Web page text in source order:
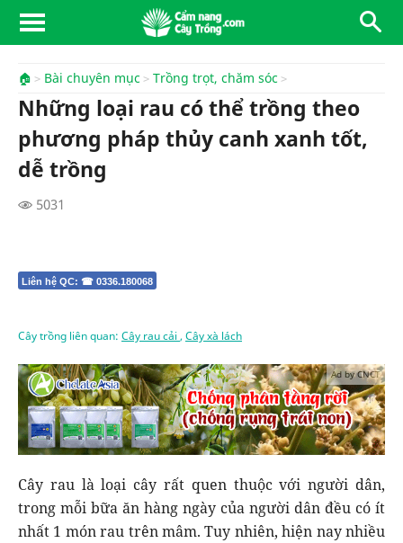
🏠 Bài chuyên mục Trồng trọt, chăm sóc
Những loại rau có thể trồng theo
phương pháp thủy canh xanh tốt,
dễ trồng
5031
Liên hệ QC: ☎ 0336.180068
Cây trồng liên quan: Cây rau cải , Cây xà lách
Ad by CNCT
Cây rau là loại cây rất quen thuộc với người dân,
trong mỗi bữa ăn hàng ngày của người dân đều có ít
nhất 1 món rau trên mâm. Tuy nhiên, hiện nay nhiều